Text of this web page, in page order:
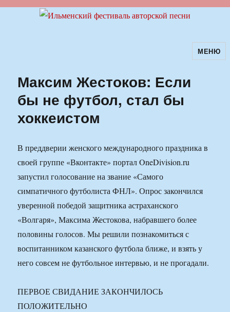
Ильменский фестиваль авторскойМЕНЮ
Максим Жестоков: Если
бы не футбол, стал бы
хоккеистом
В преддверии женского международного праздника в
своей группе «Вконтакте» портал OneDivision.ru
запустил голосование на звание «Самого
симпатичного футболиста ФНЛ». Опрос закончился
уверенной победой защитника астраханского
«Волгаря», Максима Жестокова, набравшего более
половины голосов. Мы решили познакомиться с
воспитанником казанского футбола ближе, и взять у
него совсем не футбольное интервью, и не прогадали.
ПЕРВОЕ СВИДАНИЕ ЗАКОНЧИЛОСЬ
ПОЛОЖИТЕЛЬНО